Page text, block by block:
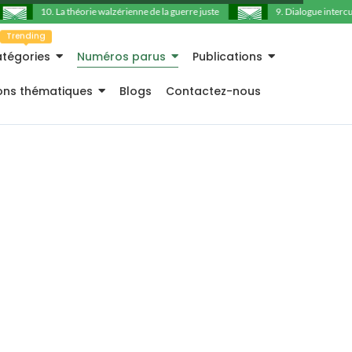
10. La théorie walzérienne de la guerre juste 9. Dialogue
Trending
Numéros parus Publications
thématiques Blogs Contactez-nous